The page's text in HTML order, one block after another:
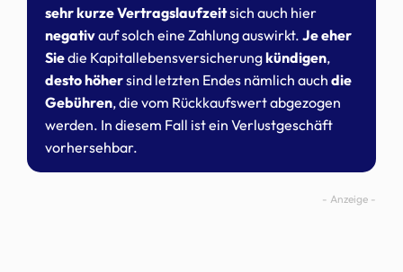
sehr kurze Vertragslaufzeitsich auch hier
negativauf solch eine Zahlung auswirkt. Je eher
Siedie Kapitallebensversicherungkündigen,
desto höhersind letzten Endes nämlich auch die
Gebühren, die vom Rückkaufswert abgezogen
werden. In diesem Fall ist ein Verlustgeschäft
vorhersehbar.